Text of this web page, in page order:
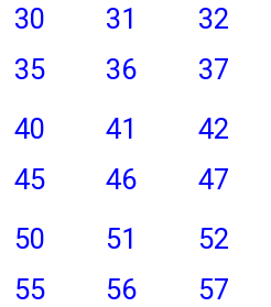
30
31 32
35
36 37
40
41 42
45
46 47
50
51 52
55
56 57